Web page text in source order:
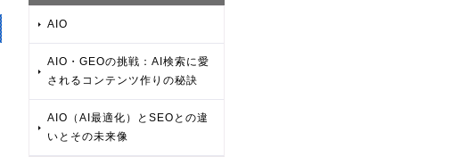
AIO
AIO・GEOの挑戦：AI検索に愛
されるコンテンツ作りの秘訣
AIO（AI最適化）とSEOとの違
いとその未来像